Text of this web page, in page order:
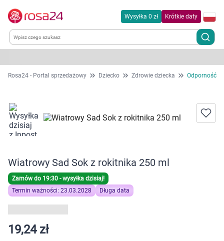
Wysyłka 0 zł Krótkie daty
Kategorie
Dla zwierząt
Zdrowie
Kobieta w ciąży i mama
Dziecko
Rosa24 - Portal sprzedażowy Dziecko Zdrowie dziecka Odporność
Wiatrowy Sad Sok z rokitnika 250 ml
Zamów do 19:30 - wysyłka dzisiaj!
Termin ważności: 23.03.2028
Długa data
19,24 zł